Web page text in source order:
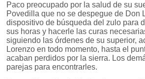
Paco preocupado por la salud de su
Povedilla que no se despegue de Don
dispositivo de búsqueda del zulo para
sus horas y hacerle las curas
siguiendo las órdenes de su superior,
Lorenzo en todo momento, hasta el
acaban perdidos por la sierra. Los
parejas para encontrarles.